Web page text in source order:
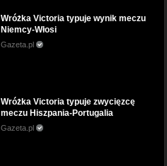
Wróżka Victoria typuje wynik meczu
Niemcy-Włosi
Gazeta.pl
Wróżka Victoria typuje zwycięzcę
meczu Hiszpania-Portugalia
Gazeta.pl